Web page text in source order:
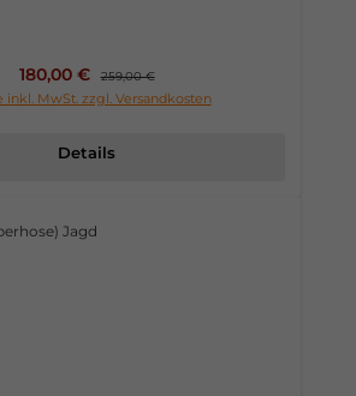
Verkaufspreis:
180,00 € Regulärer Preis:
259,00 €
inkl. MwSt. zzgl. Versandkosten
Details